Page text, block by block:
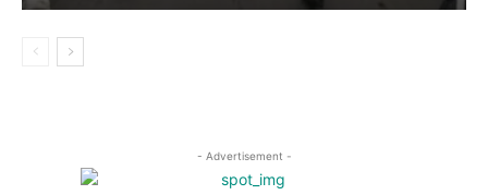
- Advertisement -